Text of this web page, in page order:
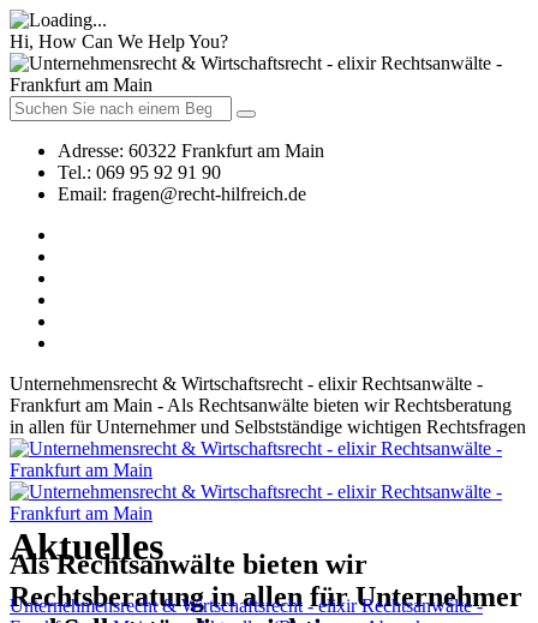
Hi, How Can We Help You?
Adresse: 60322 Frankfurt am Main
Tel.: 069 95 92 91 90
Email: fragen@recht-hilfreich.de
Unternehmensrecht & Wirtschaftsrecht - elixir Rechtsanwälte -
Frankfurt am Main - Als Rechtsanwälte bieten wir Rechtsberatung
in allen für Unternehmer und Selbstständige wichtigen Rechtsfragen
Als Rechtsanwälte bieten wir
Rechtsberatung in allen für Unternehmer
Aktuelles
Unternehmensrecht & Wirtschaftsrecht - elixir Rechtsanwälte -